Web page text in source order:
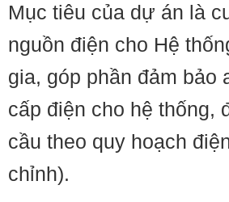
Mục tiêu của dự án là
nguồn điện cho Hệ
gia, góp phần đảm bảo
cấp điện cho hệ thống,
cầu theo quy hoạch
chỉnh).